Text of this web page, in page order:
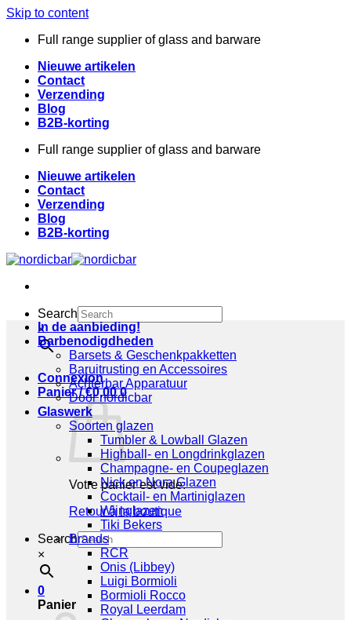
Skip to content
Full range supplier of glass and barware
Nieuwe artikelen
Contact
Verzending
Blog
B2B-korting
Full range supplier of glass and barware
Nieuwe artikelen
Contact
Verzending
Blog
B2B-korting
Search
×
Connexion
Panier /€0,00 0
Votre panier est vide.
Retour à la boutique
Search
×
0
Panier
In de aanbieding!
Barbenodigdheden
Barsets & Geschenkpakketten
Baruitrusting en Accessoires
Achterbar Apparatuur
Door nordicbar
Glaswerk
Soorten glazen
Tumbler & Lowball Glazen
Highball- en Longdrinkglazen
Champagne- en Coupeglazen
Nick en Nora Glazen
Cocktail- en Martiniglazen
Wijnglazen
Tiki Bekers
Brands
RCR
Onis (Libbey)
Luigi Bormioli
Bormioli Rocco
Royal Leerdam